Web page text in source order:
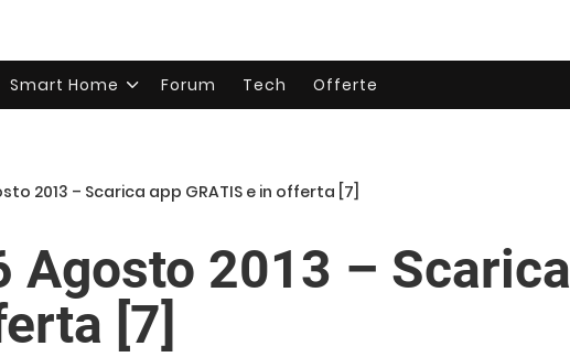
Smart Home Forum Tech Offerte
2013 – Scarica app GRATIS e in offerta [7]
Agosto 2013 – Scarica
[7]